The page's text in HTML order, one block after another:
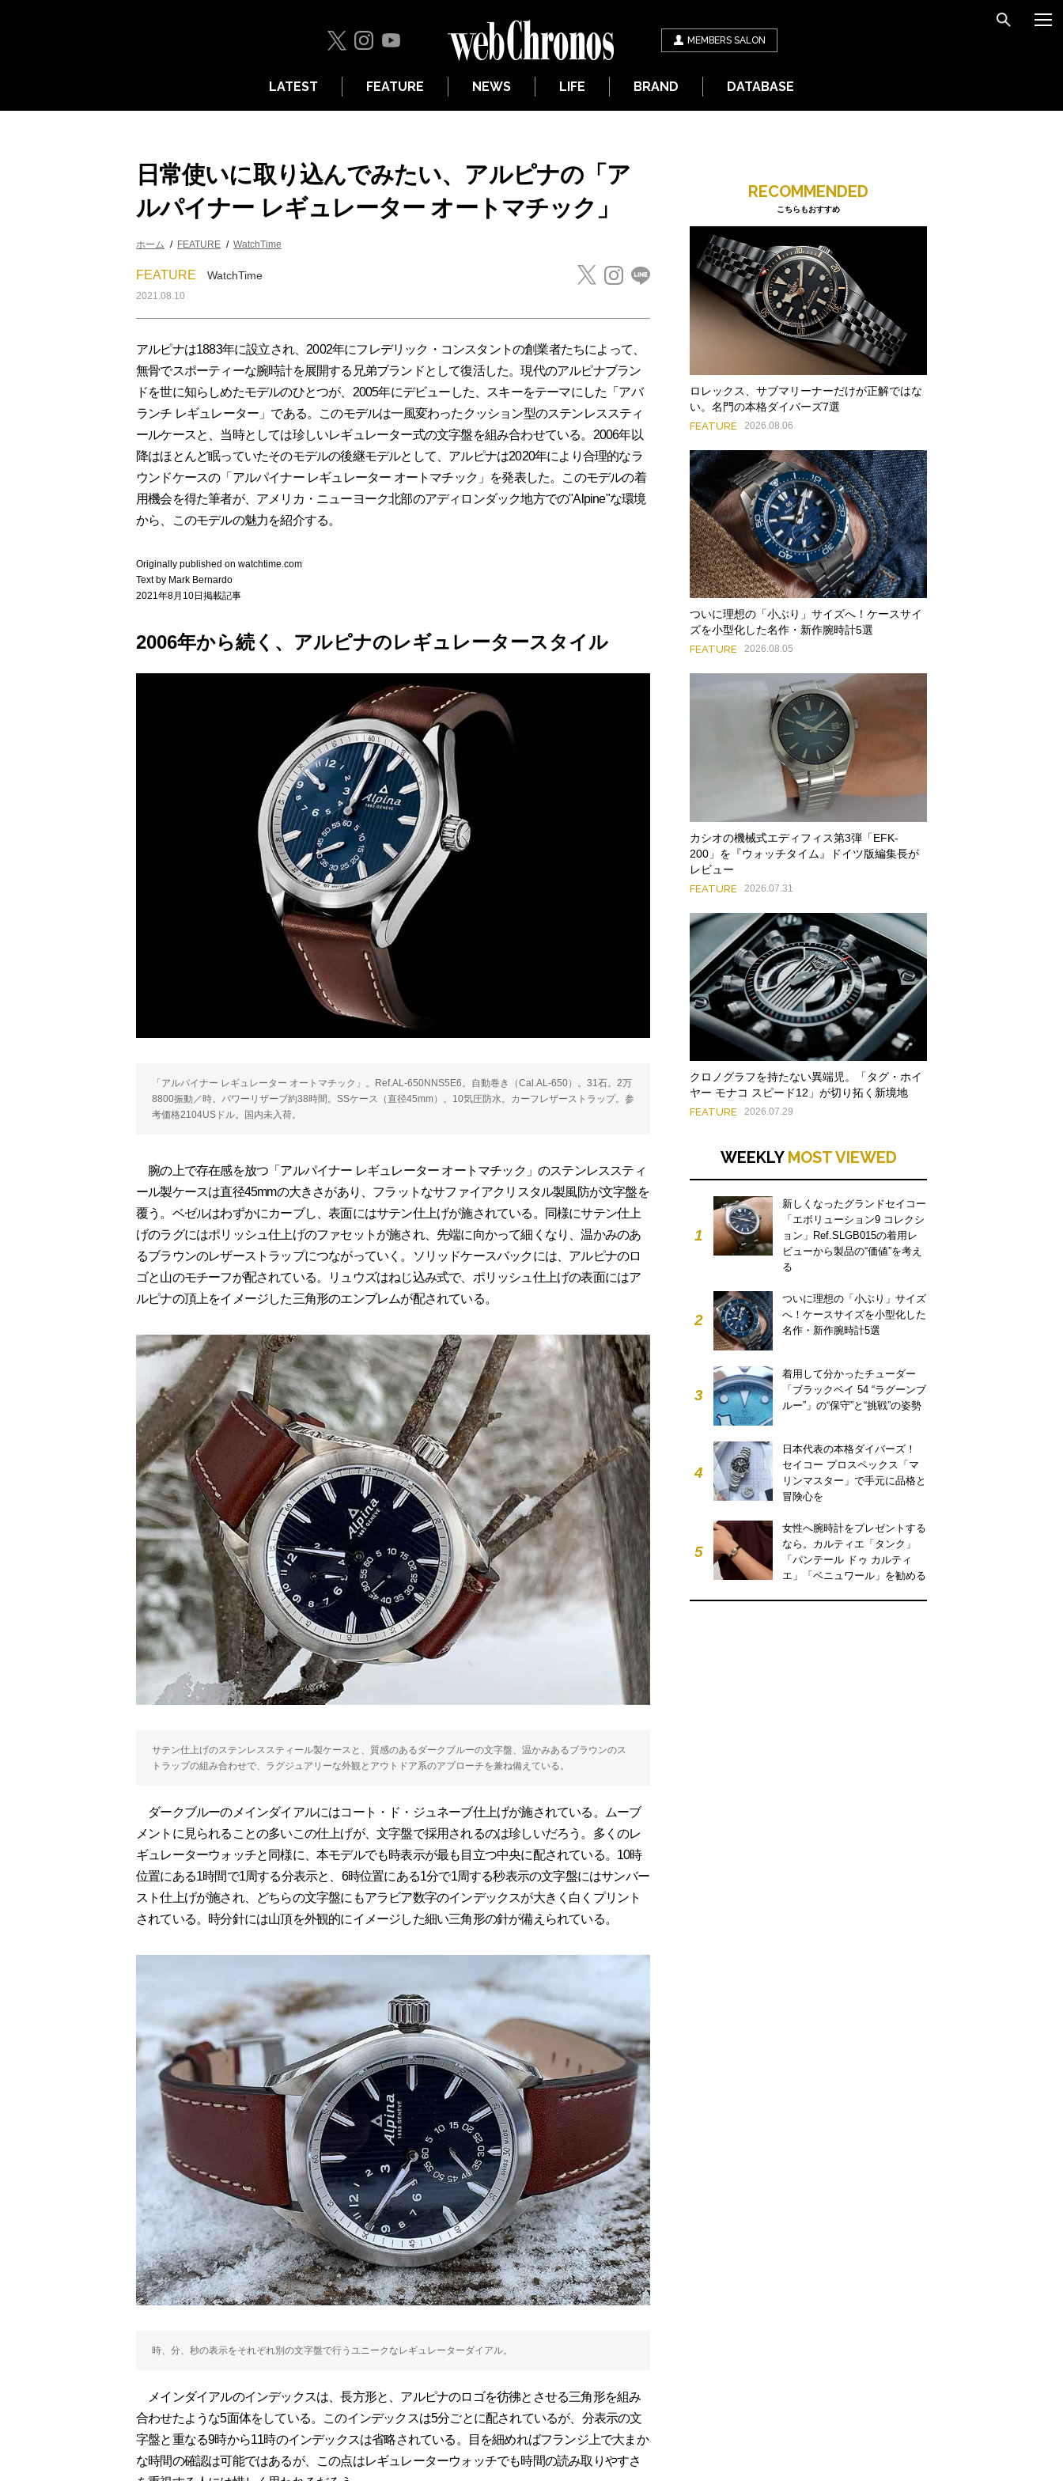
MEMBERS SALON
LATEST FEATURE NEWS LIFE BRAND DATABASE
日常使いに取り込んでみたい、アルピナの「ア
ルパイナー レギュレーター オートマチック」
ホーム FEATURE WatchTime
FEATURE WatchTime
2021.08.10
アルピナは1883年に設立され、2002年にフレデリック・コンスタントの創業者たちによって、
無骨でスポーティーな腕時計を展開する兄弟ブランドとして復活した。現代のアルピナブラン
ドを世に知らしめたモデルのひとつが、2005年にデビューした、スキーをテーマにした「アバ
ランチ レギュレーター」である。このモデルは一風変わったクッション型のステンレススティ
ールケースと、当時としては珍しいレギュレーター式の文字盤を組み合わせている。2006年以
降はほとんど眠っていたそのモデルの後継モデルとして、アルピナは2020年により合理的なラ
ウンドケースの「アルパイナー レギュレーター オートマチック」を発表した。このモデルの着
用機会を得た筆者が、アメリカ・ニューヨーク北部のアディロンダック地方での"Alpine"な環境
から、このモデルの魅力を紹介する。
Originally published on watchtime.com
Text by Mark Bernardo
2021年8月10日掲載記事
2006年から続く、アルピナのレギュレータースタイル
「アルパイナー レギュレーター オートマチック」。Ref.AL-650NNS5E6。自動巻き（Cal.AL-650）。31石。2万
8800振動／時。パワーリザーブ約38時間。SSケース（直径45mm）。10気圧防水。カーフレザーストラップ。参
考価格2104USドル。国内未入荷。
腕の上で存在感を放つ「アルパイナー レギュレーター オートマチック」のステンレススティ
ール製ケースは直径45mmの大きさがあり、フラットなサファイアクリスタル製風防が文字盤を
覆う。ベゼルはわずかにカーブし、表面にはサテン仕上げが施されている。同様にサテン仕上
げのラグにはポリッシュ仕上げのファセットが施され、先端に向かって細くなり、温かみのあ
るブラウンのレザーストラップにつながっていく。ソリッドケースバックには、アルピナのロ
ゴと山のモチーフが配されている。リュウズはねじ込み式で、ポリッシュ仕上げの表面にはア
ルピナの頂上をイメージした三角形のエンブレムが配されている。
サテン仕上げのステンレススティール製ケースと、質感のあるダークブルーの文字盤、温かみあるブラウンのス
トラップの組み合わせで、ラグジュアリーな外観とアウトドア系のアプローチを兼ね備えている。
ダークブルーのメインダイアルにはコート・ド・ジュネーブ仕上げが施されている。ムーブ
メントに見られることの多いこの仕上げが、文字盤で採用されるのは珍しいだろう。多くのレ
ギュレーターウォッチと同様に、本モデルでも時表示が最も目立つ中央に配されている。10時
位置にある1時間で1周する分表示と、6時位置にある1分で1周する秒表示の文字盤にはサンバー
スト仕上げが施され、どちらの文字盤にもアラビア数字のインデックスが大きく白くプリント
されている。時分針には山頂を外観的にイメージした細い三角形の針が備えられている。
時、分、秒の表示をそれぞれ別の文字盤で行うユニークなレギュレーターダイアル。
メインダイアルのインデックスは、長方形と、アルピナのロゴを彷彿とさせる三角形を組み
合わせたような5面体をしている。このインデックスは5分ごとに配されているが、分表示の文
字盤と重なる9時から11時のインデックスは省略されている。目を細めればフランジ上で大まか
な時間の確認は可能ではあるが、この点はレギュレーターウォッチでも時間の読み取りやすさ
RECOMMENDED
こちらもおすすめ
ロレックス、サブマリーナーだけが正解ではな
い。名門の本格ダイバーズ7選
FEATURE 2026.08.06
ついに理想の「小ぶり」サイズへ！ケースサイ
ズを小型化した名作・新作腕時計5選
FEATURE 2026.08.05
カシオの機械式エディフィス第3弾「EFK-
200」を『ウォッチタイム』ドイツ版編集長が
レビュー
FEATURE 2026.07.31
クロノグラフを持たない異端児。「タグ・ホイ
ヤー モナコ スピード12」が切り拓く新境地
FEATURE 2026.07.29
WEEKLY MOST VIEWED
1
新しくなったグランドセイコー
「エボリューション9 コレクシ
ョン」Ref.SLGB015の着用レ
ビューから製品の“価値”を考え
る
2
ついに理想の「小ぶり」サイズ
へ！ケースサイズを小型化した
名作・新作腕時計5選
3
着用して分かったチューダー
「ブラックベイ 54 “ラグーンブ
ルー”」の“保守”と“挑戦”の姿勢
4
日本代表の本格ダイバーズ！
セイコー プロスペックス「マ
リンマスター」で手元に品格と
冒険心を
5
女性へ腕時計をプレゼントする
なら。カルティエ「タンク」
「パンテール ドゥ カルティ
エ」「ベニュワール」を勧める